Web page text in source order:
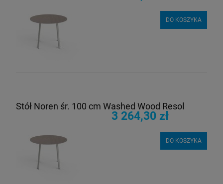
DO KOSZYKA
Stół Noren śr. 100 cm Washed Wood Resol
3 264,30 zł
DO KOSZYKA